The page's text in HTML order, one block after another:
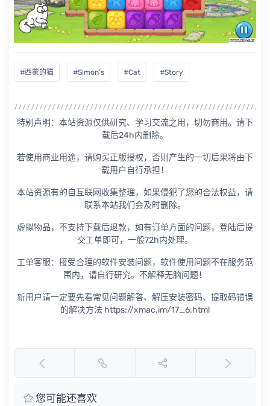
#西蒙的猫 #Simon’s #Cat #Story
特别声明：本站资源仅供研究、学习交流之用，切勿商用。请下
载后24h内删除。
若使用商业用途，请购买正版授权，否则产生的一切后果将由下
载用户自行承担！
本站资源有的自互联网收集整理，如果侵犯了您的合法权益，请
联系本站我们会及时删除。
虚拟物品，不支持下载后退款，如有订单方面的问题，登陆后提
交工单即可，一般72h内处理。
工单客服：接受合理的软件安装问题，软件使用问题不在服务范
围内，请自行研究。不解释无脑问题！
新用户请一定要先看常见问题解答、解压安装密码、提取码错误
的解决方法 https://xmac.im/17_6.html
您可能还喜欢